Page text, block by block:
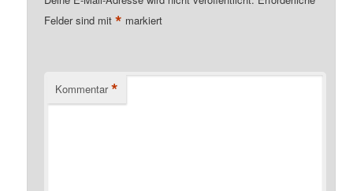
Felder sind mit* markiert
Kommentar *